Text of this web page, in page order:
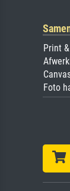
Print
Foto